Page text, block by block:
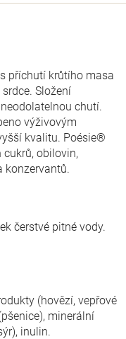
příchutí krůtího masa
Složení
chutí.
výživovým
kvalitu. Poésie®
cukrů, obilovin,
konzervantů.
čerstvé pitné vody.
(hovězí, vepřové
minerální
inulin.